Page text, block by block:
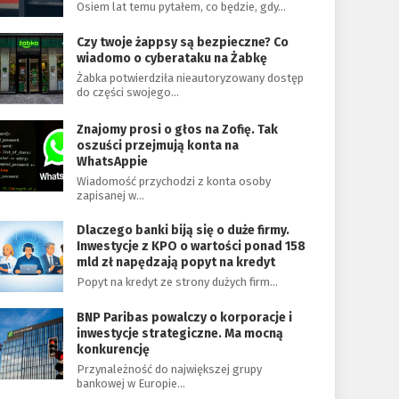
Osiem lat temu pytałem, co będzie, gdy…
Czy twoje żappsy są bezpieczne? Co
wiadomo o cyberataku na Żabkę
Żabka potwierdziła nieautoryzowany dostęp
do części swojego…
Znajomy prosi o głos na Zofię. Tak
oszuści przejmują konta na
WhatsAppie
Wiadomość przychodzi z konta osoby
zapisanej w…
Dlaczego banki biją się o duże firmy.
Inwestycje z KPO o wartości ponad 158
mld zł napędzają popyt na kredyt
Popyt na kredyt ze strony dużych firm…
BNP Paribas powalczy o korporacje i
inwestycje strategiczne. Ma mocną
konkurencję
Przynależność do największej grupy
bankowej w Europie…